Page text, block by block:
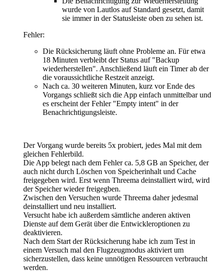
wurde von Lautlos auf Standard gesetzt, damit
sie immer in der Statusleiste oben zu sehen ist.
Fehler:
Die Rücksicherung läuft ohne Probleme an. Für etwa
18 Minuten verbleibt der Status auf "Backup
wiederherstellen". Anschließend läuft ein Timer ab der
die voraussichtliche Restzeit anzeigt.
Nach ca. 30 weiteren Minuten, kurz vor Ende des
Vorgangs schließt sich die App einfach unmittelbar und
es erscheint der Fehler "Empty intent" in der
Benachrichtigungsleiste.
Der Vorgang wurde bereits 5x probiert, jedes Mal mit dem
gleichen Fehlerbild.
Die App belegt nach dem Fehler ca. 5,8 GB an Speicher, der
auch nicht durch Löschen von Speicherinhalt und Cache
freigegeben wird. Erst wenn Threema deinstalliert wird, wird
der Speicher wieder freigegben.
Zwischen den Versuchen wurde Threema daher jedesmal
deinstalliert und neu installiert.
Versucht habe ich außerdem sämtliche anderen aktiven
Dienste auf dem Gerät über die Entwickleroptionen zu
deaktivieren.
Nach dem Start der Rücksicherung habe ich zum Test in
einem Versuch mal den Flugzeugmodus aktiviert um
sicherzustellen, dass keine unnötigen Ressourcen verbraucht
werden.